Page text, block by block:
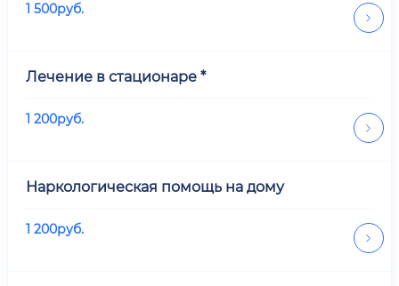
1 500руб.
Лечение в стационаре *
1 200руб.
Наркологическая помощь на дому
1 200руб.